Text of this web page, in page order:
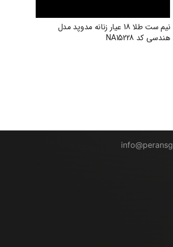
نیم ست طلا 18 عیار زنانه مدوپد مدل
هندسی کد NA15228